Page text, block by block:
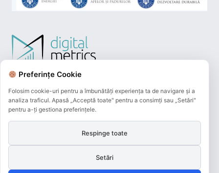
Plățile online efectuate pe acest site
și beneficiază de 3D-Secure.
Preferințe Cookie
Folosim cookie-uri pentru a îmbunătăți experiența ta de navigare și a
analiza traficul. Apasă „Acceptă toate" pentru a consimți sau „Setări"
pentru a-ți gestiona preferințele.
Respinge toate
Setări